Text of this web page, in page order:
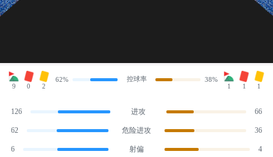
9 0 2
62% 控球率
38%
1
1 1
126 进攻 66
62 危险进攻 36
6 射偏 4